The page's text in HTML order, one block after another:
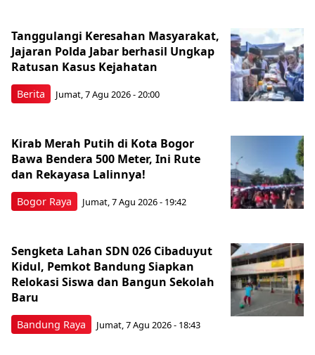
Berita
Tanggulangi Keresahan Masyarakat,
Jajaran Polda Jabar berhasil Ungkap
Ratusan Kasus Kejahatan
Jumat, 7 Agu 2026 - 20:00
Bogor Raya
Kirab Merah Putih di Kota Bogor
Bawa Bendera 500 Meter, Ini Rute
dan Rekayasa Lalinnya!
Jumat, 7 Agu 2026 - 19:42
Bandung Raya
Sengketa Lahan SDN 026 Cibaduyut
Kidul, Pemkot Bandung Siapkan
Relokasi Siswa dan Bangun Sekolah
Baru
Jumat, 7 Agu 2026 - 18:43